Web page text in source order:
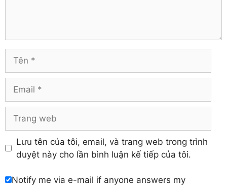
Hậu Giang
Hưng Yên
Khánh Hòa
Vĩnh Phúc
web
Lưu tên của tôi, email, và trang web trong trình
duyệt này cho lần bình luận kế tiếp của tôi.
Notify me via e-mail if anyone answers my